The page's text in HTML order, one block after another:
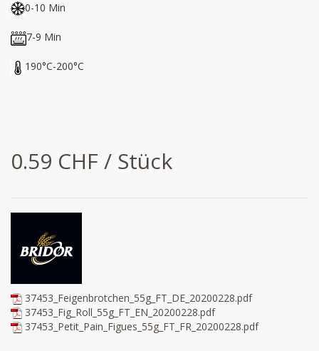
0-10 Min
7-9 Min
190°C-200°C
0.59 CHF / Stück
37453_Feigenbrotchen_55g_FT_DE_20200228.pdf
37453_Fig_Roll_55g_FT_EN_20200228.pdf
37453_Petit_Pain_Figues_55g_FT_FR_20200228.pdf